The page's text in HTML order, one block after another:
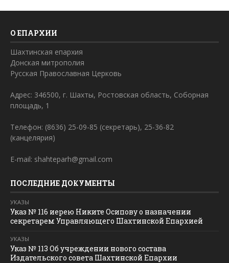
О ЕПАРХИИ
Шахтинская епархия
Донская митрополия
Русская Православная Церковь
Адрес: 346500, г. Шахты, Ростовская область, Соборная
площадь, 1
Телефон: (8636) 25-09-85 (секретарь), 25-36-82
(канцелярия)
E-mail: shahteparh@gmail.com
ПОСЛЕДНИЕ ДОКУМЕНТЫ
УКАЗЫ
Указ № 116 иерею Никите Осипову о назначении
секретарем Управляющего Шахтинской Епархией
УКАЗЫ
Указ № 113 Об учреждении нового состава
Издательского совета Шахтинской Епархии